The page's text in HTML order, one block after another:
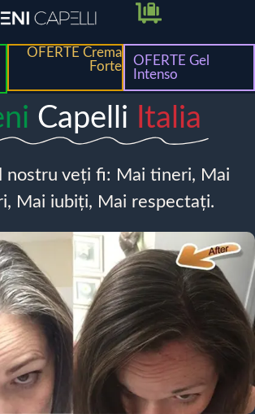
OFERTE Crema
Forte
OFERTE Gel
Intenso
Capelli Italia
nostru veți fi: Mai tineri, Mai
Mai iubiți, Mai respectați.